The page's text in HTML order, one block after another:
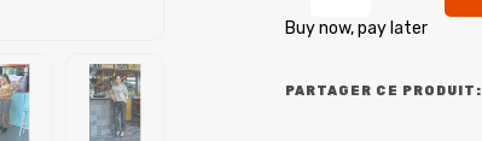
Buy now, pay later
PARTAGER CE PRODUIT: